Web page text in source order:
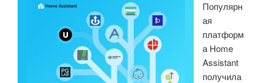
отображения
информации
к
вашему
компьютеру.»
Популярн
ая
платформ
а Home
Assistant
получила